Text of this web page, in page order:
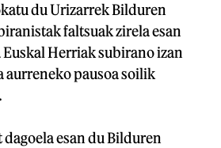
du Urizarrek Bilduren
faltsuak zirela esan
Herriak subirano izan
aurreneko pausoa soilik
esan du Bilduren